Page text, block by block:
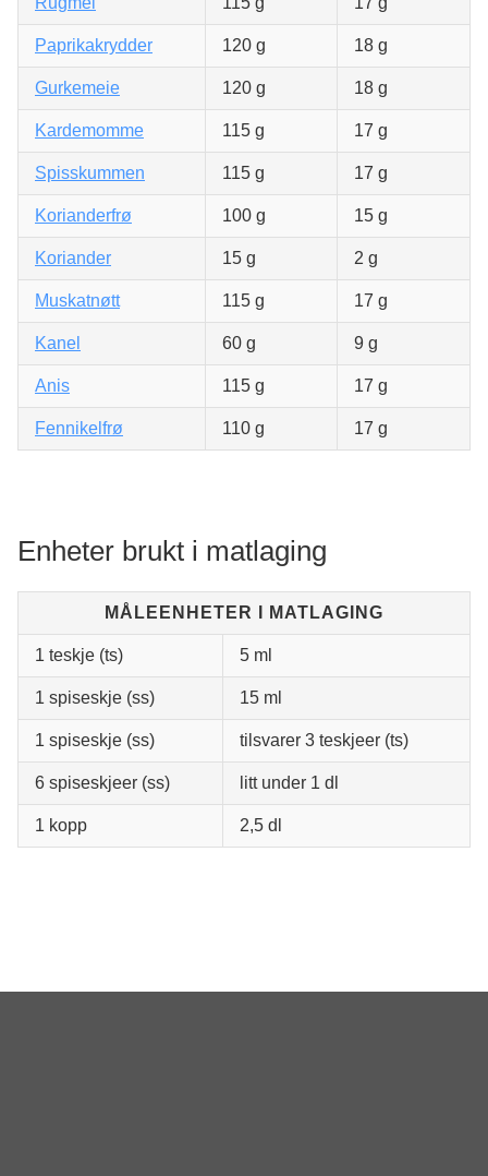
Paprikakrydder 120 g 18 g
Gurkemeie 120 g 18 g
Kardemomme 115 g 17 g
Spisskummen 115 g 17 g
Korianderfrø 100 g 15 g
Koriander 15 g 2 g
Muskatnøtt 115 g 17 g
Kanel 60 g 9 g
Anis 115 g 17 g
Fennikelfrø 110 g 17 g
Enheter brukt i matlaging
MÅLEENHETER I MATLAGING
1 teskje (ts) 5 ml
1 spiseskje (ss) 15 ml
1 spiseskje (ss) tilsvarer 3 teskjeer (ts)
6 spiseskjeer (ss) litt under 1 dl
1 kopp 2,5 dl